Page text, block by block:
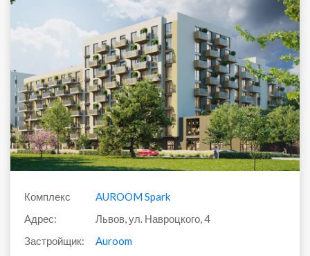
Комплекс
AUROOM Spark
Адрес:
Львов, ул. Навроцкого, 4
Застройщик:
Auroom